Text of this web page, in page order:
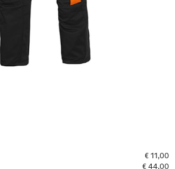
€ 11,00
€ 44,00